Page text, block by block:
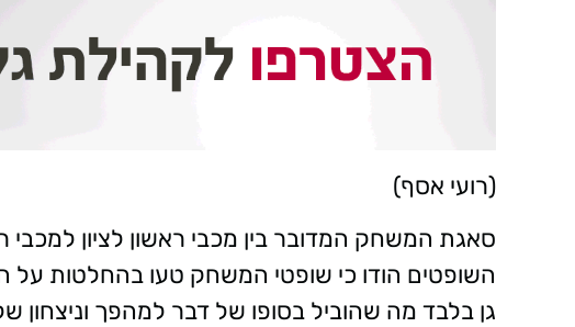
(רועי אסף)
סאגת המשחק המדובר בין מכבי ראשון לציון
השופטים הודו כי שופטי המשחק טעו בהחלטות על
גן בלבד מה שהוביל בסופו של דבר למהפך וניצחון